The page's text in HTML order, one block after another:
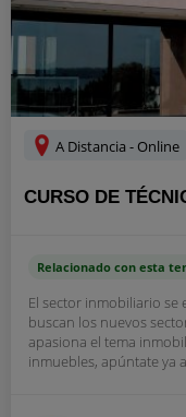
A Distancia - Online
CURSO DE
Relacionado con esta
El sector inmobiliario
buscan los nuevos
apasiona el tema
inmuebles, apúntate ya